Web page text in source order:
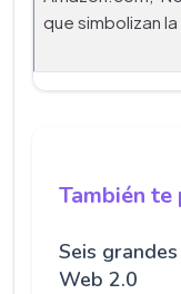
que simbolizan
También
Seis
Web 2.0